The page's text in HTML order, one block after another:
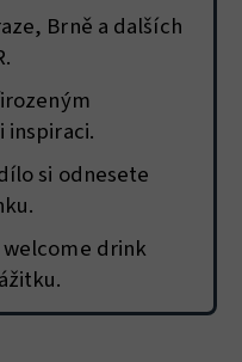
Brně a dalších
inspiraci.
si odnesete
drink